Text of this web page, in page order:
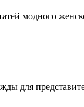
модного
для